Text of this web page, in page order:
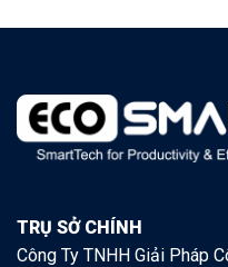
TRỤ SỞ CHÍNH
Công Ty TNHH Giải Pháp